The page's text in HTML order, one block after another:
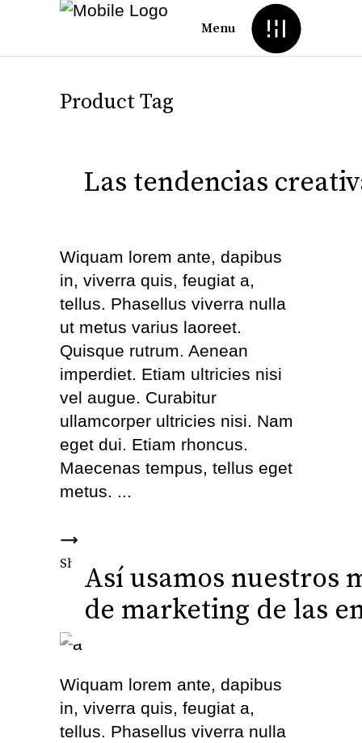
Menu
Product Tag
Las tendencias
Wiquam lorem ante, dapibus
in, viverra quis, feugiat a,
tellus. Phasellus viverra nulla
ut metus varius laoreet.
Quisque rutrum. Aenean
imperdiet. Etiam ultricies nisi
vel augue. Curabitur
ullamcorper ultricies nisi. Nam
eget dui. Etiam rhoncus.
Maecenas tempus, tellus eget
metus.
Share thisAsí usamos nuestros
de marketing de las
Wiquam lorem ante, dapibus
in, viverra quis, feugiat a,
tellus. Phasellus viverra nulla